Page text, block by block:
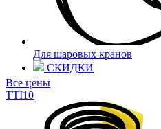
Для шаровых кранов
СКИДКИ
Все цены
TTI10